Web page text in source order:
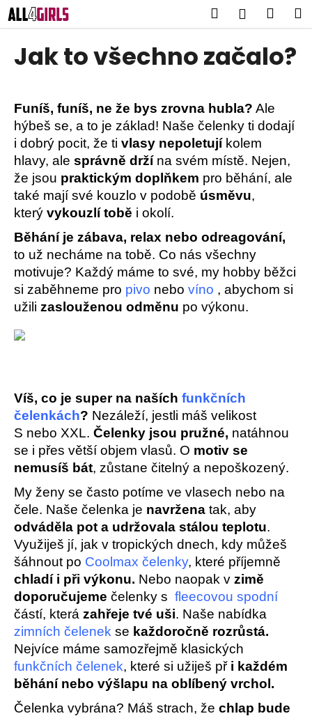
Přejít
na
obsah
Hledat
Jak to všechno začalo?
Funíš, funíš, ne že bys zrovna hubla? Ale
hýbeš se, a to je základ! Naše čelenky ti dodají
i dobrý pocit, že ti vlasy nepoletujíkolem
hlavy, ale správně držína svém místě. Nejen,
že jsou praktickým doplňkem pro běhání, ale
také mají své kouzlo v podobě úsměvu,
který vykouzlí tobě i okolí.
Běhání je zábava, relax nebo odreagování,
to už necháme na tobě. Co nás všechny
motivuje? Každý máme to své, my hobby běžci
si zaběhneme pro pivo nebo víno , abychom si
užili zaslouženou odměnu po výkonu.
Víš, co je super na naších funkčních
čelenkách? Nezáleží, jestli máš velikost
S nebo XXL. Čelenky jsou pružné, natáhnou
se i přes větší objem vlasů. O motiv se
nemusíš bát, zůstane čitelný a nepoškozený.
My ženy se často potíme ve vlasech nebo na
čele. Naše čelenka je navržena tak, aby
odváděla pot a udržovala stálou teplotu.
Využiješ jí, jak v tropických dnech, kdy můžeš
šáhnout po Coolmax čelenky, které příjemně
chladí i při výkonu. Nebo naopak v zimě
doporučujeme čelenky s fleecovou spodní
částí, která zahřeje tvé uši. Naše nabídka
zimních čelenek se každoročně rozrůstá.
Nejvíce máme samozřejmě klasických
funkčních čelenek, které si užiješ př i každém
běhání nebo výšlapu na oblíbený vrchol.
Čelenka vybrána? Máš strach, že chlap bude
K
o
p
o
t
ř
e
b
u
j
e
t
e
n
a
j
?
HLEDAT
D
o
p
o
r
u
č
u
j
e
m
e